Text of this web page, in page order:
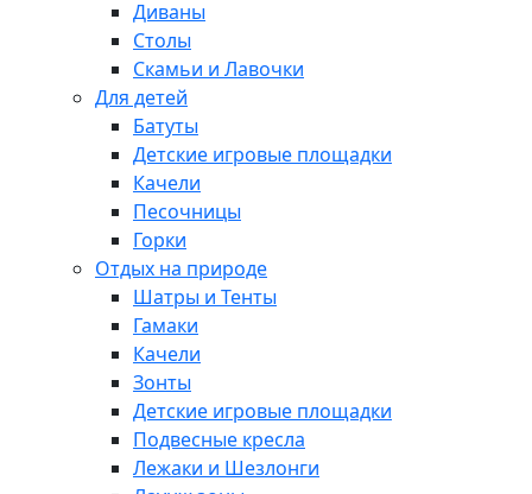
Диваны
Столы
Скамьи и Лавочки
Для детей
Батуты
Детские игровые площадки
Качели
Песочницы
Горки
Отдых на природе
Шатры и Тенты
Гамаки
Качели
Зонты
Детские игровые площадки
Подвесные кресла
Лежаки и Шезлонги